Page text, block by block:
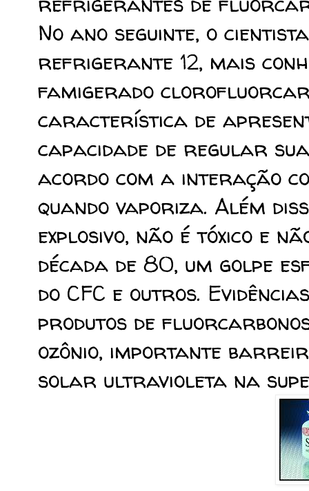
No ano seguinte, o
refrigerante 12, mais
famigerado
característica de
capacidade de regular
acordo com a interação
quando vaporiza. Além
explosivo, não é tóxico e
década de 80, um golpe
do CFC e outros.
produtos de
ozônio, importante
solar ultravioleta na